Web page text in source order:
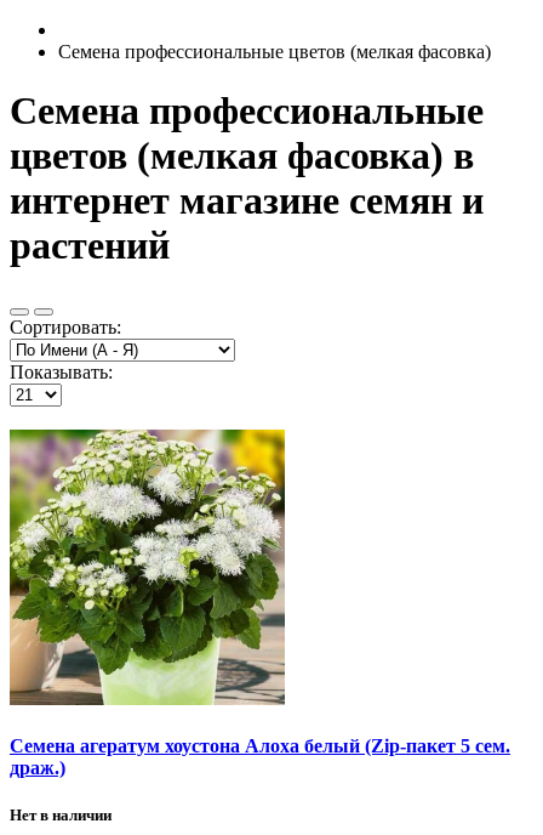
Семена профессиональные цветов (мелкая фасовка)
Семена профессиональные
цветов (мелкая фасовка) в
интернет магазине семян и
растений
Сортировать:
Показывать:
Семена агератум хоустона Алоха белый (Zip-пакет 5 сем.
драж.)
Нет в наличии